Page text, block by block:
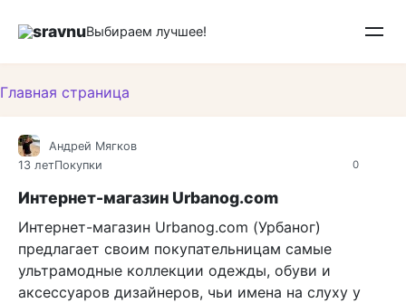
sravnuВыбираем лучшее!
Главная страница
0
Андрей Мягков
13 летПокупки
Интернет-магазин Urbanog.com
Интернет-магазин Urbanog.com (Урбаног)
предлагает своим покупательницам самые
ультрамодные коллекции одежды, обуви и
аксессуаров дизайнеров, чьи имена на слуху у